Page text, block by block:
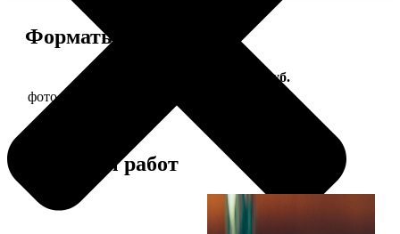
Форматы и цены
Цена, руб.
фото 30х30 в деревянной рамке
Примеры работ